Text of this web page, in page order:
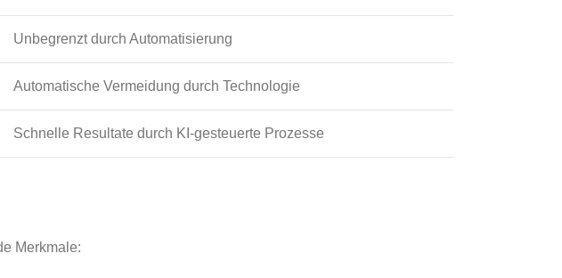
Unbegrenzt durch Automatisierung
Automatische Vermeidung durch Technologie
Schnelle Resultate durch KI-gesteuerte Prozesse
Merkmale: